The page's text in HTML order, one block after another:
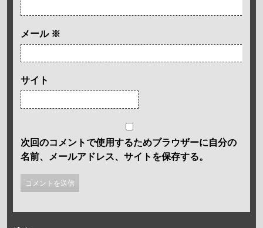
メール ※
サイト
次回のコメントで使用するためブラウザーに自分の
名前、メールアドレス、サイトを保存する。